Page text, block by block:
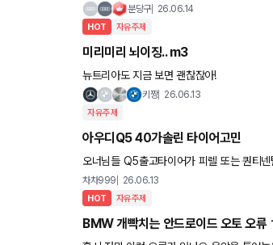
분당구 26.06.14
HOT 자유주제
미리미리 뇌이징.. m3
뉴트리아도 지금 보면 괜찮잖아!
키짱 26.06.13
자유주제
아우디Q5 40가솔린 타이어고민
오너님들 Q5출고타이어가 피렐 또는 퀀티넨탈 썸머타이어 일거같은데 사계절용으
약 사계절용으로 바꾼다면 미쉘린등 어떤타
차차999 26.06.13
HOT 자유주제
BMW 개빡치는 안드로이드 오토 오류